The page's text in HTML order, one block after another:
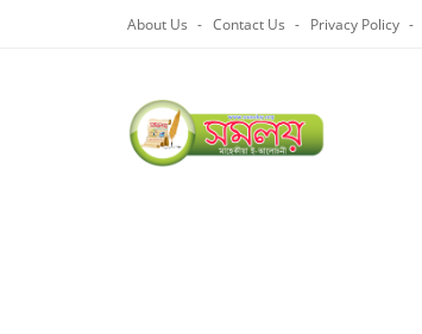
About Us Contact Us Privacy Policy